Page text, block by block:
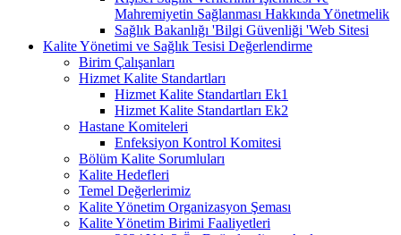
Mahremiyetin Sağlanması Hakkında Yönetmelik
Sağlık Bakanlığı 'Bilgi Güvenliği 'Web Sitesi
Kalite Yönetimi ve Sağlık Tesisi Değerlendirme
Birim Çalışanları
Hizmet Kalite Standartları
Hizmet Kalite Standartları Ek1
Hizmet Kalite Standartları Ek2
Hastane Komiteleri
Enfeksiyon Kontrol Komitesi
Bölüm Kalite Sorumluları
Kalite Hedefleri
Temel Değerlerimiz
Kalite Yönetim Organizasyon Şeması
Kalite Yönetim Birimi Faaliyetleri